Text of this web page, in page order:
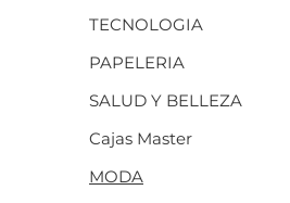
TECNOLOGIA
PAPELERIA
SALUD Y BELLEZA
Cajas Master
MODA